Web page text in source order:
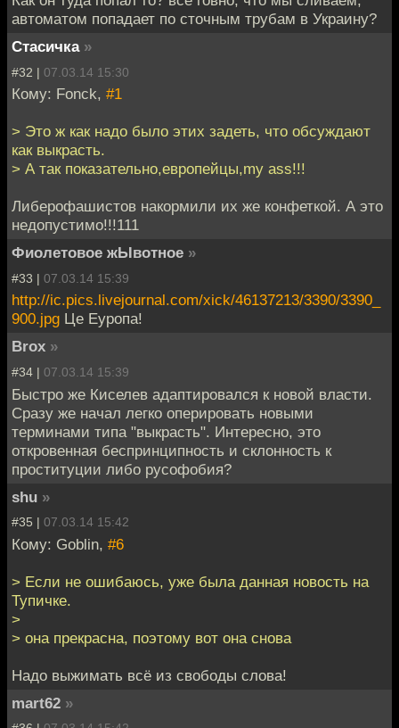
автоматом попадает по сточным трубам в Украину?
Стасичка »
#32 | 07.03.14 15:30
Кому: Fonck, #1
> Это ж как надо было этих задеть, что обсуждают
как выкрасть.
> А так показательно,европейцы,my ass!!!
Либерофашистов накормили их же конфеткой. А это
недопустимо!!!111
Фиолетовое жЫвотное »
#33 | 07.03.14 15:39
http://ic.pics.livejournal.com/xick/46137213/3390/3390_
900.jpg Це Еуропа!
Brox »
#34 | 07.03.14 15:39
Быстро же Киселев адаптировался к новой власти.
Сразу же начал легко оперировать новыми
терминами типа "выкрасть". Интересно, это
откровенная беспринципность и склонность к
проституции либо русофобия?
shu »
#35 | 07.03.14 15:42
Кому: Goblin, #6
> Если не ошибаюсь, уже была данная новость на
Тупичке.
>
> она прекрасна, поэтому вот она снова
Надо выжимать всё из свободы слова!
mart62 »